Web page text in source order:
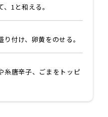
1と和える。
付け、卵黄をのせる。
糸唐辛子、ごまをトッピ